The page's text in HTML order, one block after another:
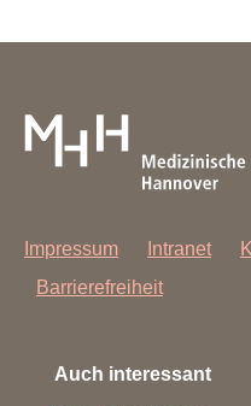
Impressum Intranet
Barrierefreiheit
Auch interessant